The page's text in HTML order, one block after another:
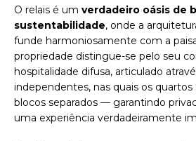
O relais é um verdadeiro oásis de
sustentabilidade, onde a
funde harmoniosamente com a
propriedade distingue-se pelo seu
hospitalidade difusa, articulado
independentes, nas quais os
blocos separados — garantindo
uma experiência verdadeiramente